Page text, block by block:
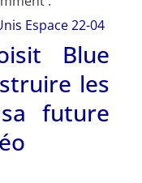
Espace 22-04
Blue
les
future